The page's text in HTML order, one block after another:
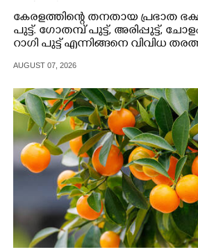
പരീക്ഷിച്ചുനോക്കൂ
കേരളത്തിന്റെ തനതായ പ്രഭാത
പുട്ട്. ഗോതമ്പ് പുട്ട്, അരിപ്പുട്ട്,
റാഗി പുട്ട് എന്നിങ്ങനെ വിവിധ
AUGUST 07, 2026